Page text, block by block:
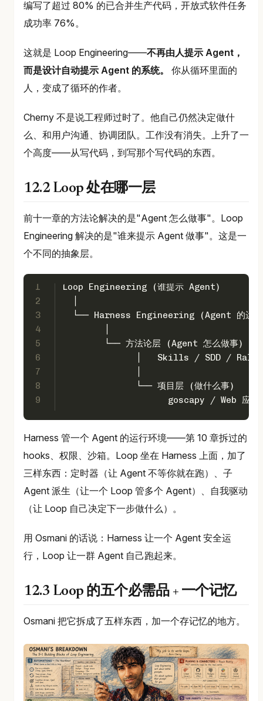
编写了超过 80% 的已合并生产代码，开放式软件任务
成功率 76%。
这就是 Loop Engineering——不再由人提示 Agent，
而是设计自动提示 Agent 的系统。
你从循环里面的
人，变成了循环的作者。
Cherny 不是说工程师过时了。他自己仍然决定做什
么、和用户沟通、协调团队。工作没有消失。上升了一
个高度——从写代码，到写那个写代码的东西。
12.2 Loop 处在哪一层
前十一章的方法论解决的是"Agent 怎么做事"。Loop
Engineering 解决的是"谁来提示 Agent 做事"。这是一
个不同的抽象层。
1
2
3
4
5
6
7
8
9
Loop Engineering (谁提示 Agent)
└── Harness Engineering (Agent 的运行
        └── 方法论层 (Agent 怎么做事)
│   Skills / SDD /
              └── 项目层 (做什么事)
goscapy / Web 应用
Harness 管一个 Agent 的运行环境——第 10 章拆过的
hooks、权限、沙箱。Loop 坐在 Harness 上面，加了
三样东西：定时器（让 Agent 不等你就在跑）、子
Agent 派生（让一个 Loop 管多个 Agent）、自我驱动
（让 Loop 自己决定下一步做什么）。
用 Osmani 的话说：Harness 让一个 Agent 安全运
行，Loop 让一群 Agent 自己跑起来。
12.3 Loop 的五个必需品 + 一个记忆
Osmani 把它拆成了五样东西，加一个存记忆的地方。